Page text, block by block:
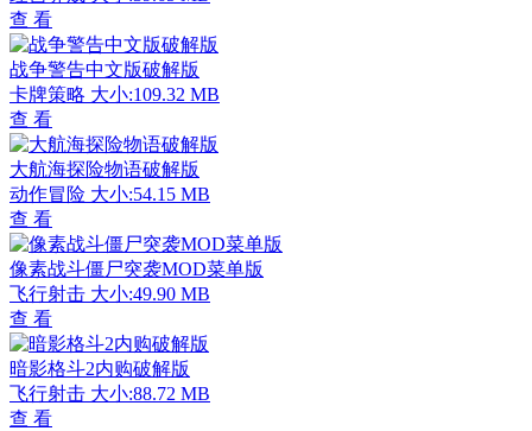
查 看
战争警告中文版破解版
卡牌策略 大小:109.32 MB
查 看
大航海探险物语破解版
动作冒险 大小:54.15 MB
查 看
像素战斗僵尸突袭MOD菜单版
飞行射击 大小:49.90 MB
查 看
暗影格斗2内购破解版
飞行射击 大小:88.72 MB
查 看